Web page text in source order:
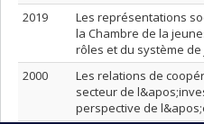
2019
Les représentations
la Chambre de la
rôles et du système de
2000
Les relations de
secteur de
perspective de